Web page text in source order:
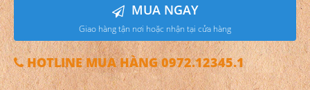
MUA NGAY
Giao hàng tận nơi hoặc nhận tại cửa hàng
HOTLINE MUA HÀNG 0972.12345.1